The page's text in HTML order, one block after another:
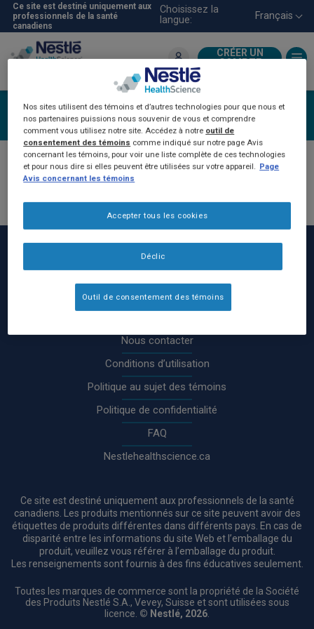
Aller
au
contenu
principal
Ce site est destiné uniquement aux
professionnels de la santé
canadiens
Choisissez la
langue:
Français
CRÉER UN
COMPTE
Ouvrir une session
Nous contacter
Conditions d’utilisation
Politique au sujet des témoins
Politique de confidentialité
FAQ
Nestlehealthscience.ca
Ce site est destiné uniquement aux professionnels de la santé
canadiens. Les produits mentionnés sur ce site peuvent avoir des
étiquettes de produits différentes dans différents pays. En cas de
disparité entre les informations du site Web et l’emballage du
produit, veuillez vous référer à l’emballage du produit.
Les renseignements sont fournis à des fins éducatives seulement.
Toutes les marques de commerce sont la propriété de la Société
des Produits Nestlé S.A., Vevey, Suisse et sont utilisées sous
licence. © Nestlé, 2026
Nos sites utilisent des témoins et d’autres technologies pour que nous et
nos partenaires puissions nous souvenir de vous et comprendre
comment vous utilisez notre site. Accédez à notre outil de
consentement des témoins comme indiqué sur notre page Avis
concernant les témoins, pour voir une liste complète de ces technologies
et pour nous dire si elles peuvent être utilisées sur votre appareil.
Page
Avis concernant les témoins
Déclic
Accepter tous les cookies
Outil de consentement des témoins